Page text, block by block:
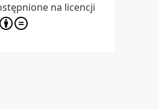
na licencji